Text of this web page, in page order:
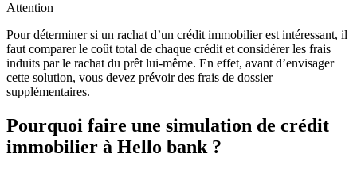
Attention
Pour déterminer si un rachat d’un crédit immobilier est intéressant, il
faut comparer le coût total de chaque crédit et considérer les frais
induits par le rachat du prêt lui-même. En effet, avant d’envisager
cette solution, vous devez prévoir des frais de dossier
supplémentaires.
Pourquoi faire une simulation de crédit
immobilier à Hello bank ?